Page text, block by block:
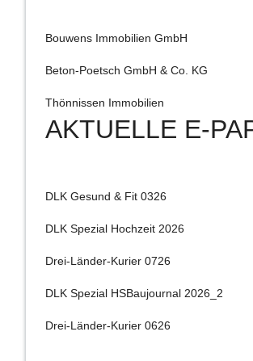
Bouwens Immobilien GmbH
Beton-Poetsch GmbH & Co. KG
Thönnissen Immobilien
AKTUELLE E-
DLK Gesund & Fit 0326
DLK Spezial Hochzeit 2026
Drei-Länder-Kurier 0726
DLK Spezial HSBaujournal 2026_2
Drei-Länder-Kurier 0626